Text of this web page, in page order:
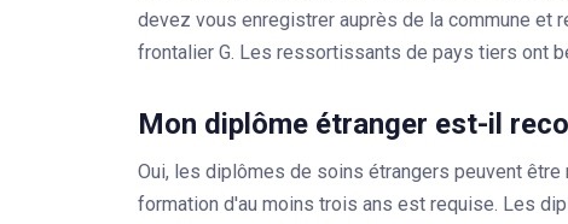
devez vous enregistrer auprès de la commune et
frontalier G. Les ressortissants de pays tiers ont
Mon diplôme étranger est-il
Oui, les diplômes de soins étrangers peuvent être
formation d'au moins trois ans est requise. Les